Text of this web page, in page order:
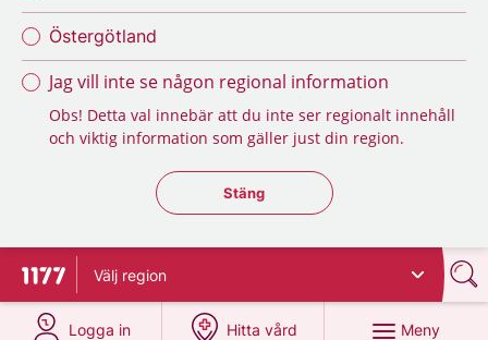
Östergötland
Jag vill inte se någon regional information
Obs! Detta val innebär att du inte ser regionalt innehåll
och viktig information som gäller just din region.
Stäng regionsväljaren
Stäng
Till startsidan för 1177
Välj region
Logga in
på 1177.se
Hitta vård
på 1177.se
Meny